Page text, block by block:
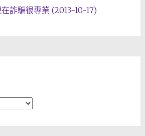
詐騙很專業 (2013-10-17)